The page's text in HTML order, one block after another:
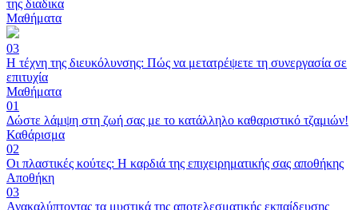
της διαδικα
Μαθήματα
03
Η τέχνη της διευκόλυνσης: Πώς να μετατρέψετε τη συνεργασία σε
επιτυχία
Μαθήματα
01
Δώστε λάμψη στη ζωή σας με το κατάλληλο καθαριστικό τζαμιών!
Καθάρισμα
02
Οι πλαστικές κούτες: Η καρδιά της επιχειρηματικής σας αποθήκης
Αποθήκη
03
Ανακαλύπτοντας τα μυστικά της αποτελεσματικής εκπαίδευσης